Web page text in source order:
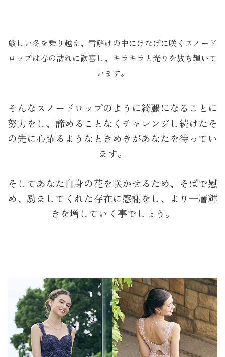
厳しい冬を乗り越え、雪解けの中にけなげに咲くスノード
ロップは春の訪れに歓喜し、キラキラと光りを放ち輝いて
います。​
そんなスノードロップのように綺麗になることに
努力をし、諦めることなくチャレンジし続けたそ
の先に心躍るようなときめきがあなたを待ってい
ます。​
そしてあなた自身の花を咲かせるため、そばで慰
め、励ましてくれた存在に感謝をし、より一層輝
きを増していく事でしょう。​